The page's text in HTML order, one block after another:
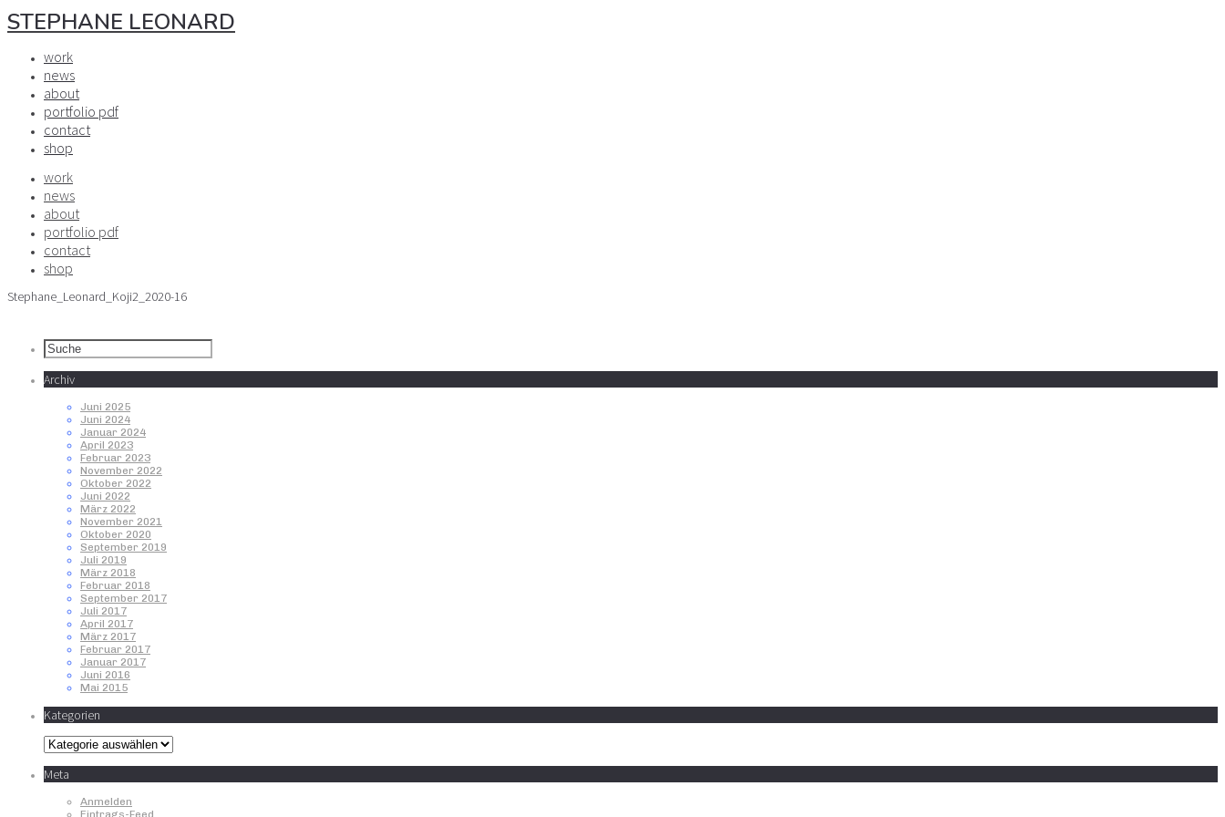
STEPHANE LEONARD
work
news
about
portfolio pdf
contact
shop
work
news
about
portfolio pdf
contact
shop
Stephane_Leonard_Koji2_2020-16
Archiv
Juni 2025
Juni 2024
Januar 2024
April 2023
Februar 2023
November 2022
Oktober 2022
Juni 2022
März 2022
November 2021
Oktober 2020
September 2019
Juli 2019
März 2018
Februar 2018
September 2017
Juli 2017
April 2017
März 2017
Februar 2017
Januar 2017
Juni 2016
Mai 2015
Kategorien
Kategorien
Meta
Anmelden
Eintrags-Feed